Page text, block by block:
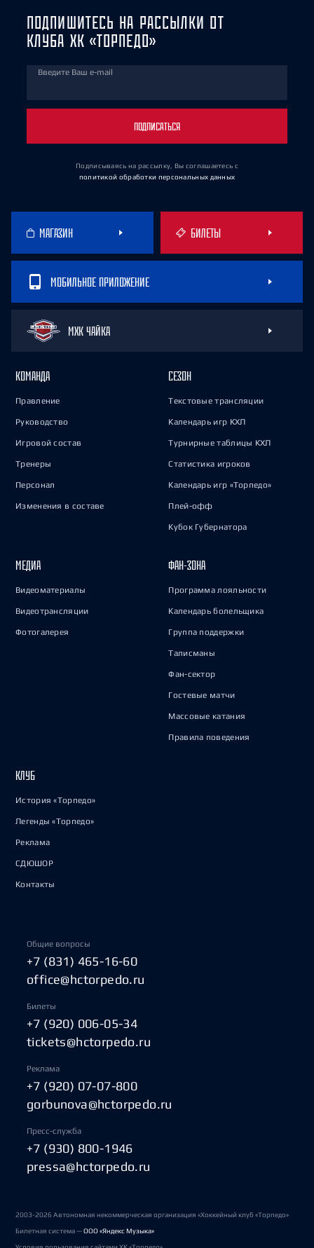
ПОДПИШИТЕСЬ НА РАССЫЛКИ ОТ
КЛУБА ХК «ТОРПЕДО»
Введите Ваш e-mail
ПОДПИСАТЬСЯ
Подписываясь на рассылку, Вы соглашаетесь с
политикой обработки персональных данных
МАГАЗИН БИЛЕТЫ
МОБИЛЬНОЕ ПРИЛОЖЕНИЕ
МХК ЧАЙКА
КОМАНДА
Правление
Руководство
Игровой состав
Тренеры
Персонал
Изменения в составе
СЕЗОН
Текстовые трансляции
Календарь игр КХЛ
Турнирные таблицы КХЛ
Статистика игроков
Календарь игр «Торпедо»
Плей-офф
Кубок Губернатора
МЕДИА
Видеоматериалы
Видеотрансляции
Фотогалерея
ФАН-ЗОНА
Программа лояльности
Календарь болельщика
Группа поддержки
Талисманы
Фан-сектор
Гостевые матчи
Массовые катания
Правила поведения
КЛУБ
История «Торпедо»
Легенды «Торпедо»
Реклама
СДЮШОР
Контакты
Общие вопросы
+7 (831) 465-16-60
office@hctorpedo.ru
Билеты
+7 (920) 006-05-34
tickets@hctorpedo.ru
Реклама
+7 (920) 07-07-800
gorbunova@hctorpedo.ru
Пресс-служба
+7 (930) 800-1946
pressa@hctorpedo.ru
2003-2026 Автономная некоммерческая организация «Хоккейный клуб «Торпедо»
Билетная система —ООО «Яндекс Музыка»